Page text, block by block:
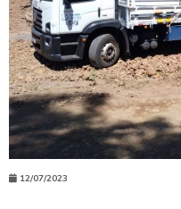
12/07/2023